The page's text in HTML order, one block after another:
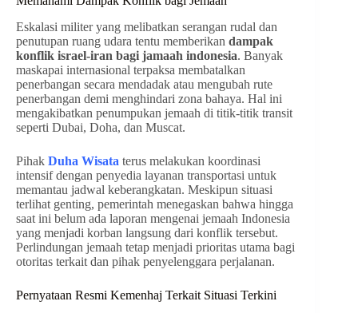
Eskalasi militer yang melibatkan serangan rudal dan
penutupan ruang udara tentu memberikan dampak
konflik israel-iran bagi jamaah indonesia. Banyak
maskapai internasional terpaksa membatalkan
penerbangan secara mendadak atau mengubah rute
penerbangan demi menghindari zona bahaya. Hal ini
mengakibatkan penumpukan jemaah di titik-titik transit
seperti Dubai, Doha, dan Muscat.
Pihak Duha Wisata terus melakukan koordinasi
intensif dengan penyedia layanan transportasi untuk
memantau jadwal keberangkatan. Meskipun situasi
terlihat genting, pemerintah menegaskan bahwa hingga
saat ini belum ada laporan mengenai jemaah Indonesia
yang menjadi korban langsung dari konflik tersebut.
Perlindungan jemaah tetap menjadi prioritas utama bagi
otoritas terkait dan pihak penyelenggara perjalanan.
Pernyataan Resmi Kemenhaj Terkait Situasi Terkini